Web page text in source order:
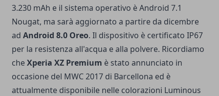
3.230 mAh e il sistema operativo è Android 7.1
Nougat, ma sarà aggiornato a partire da dicembre
ad Android 8.0 Oreo. Il dispositivo è certificato IP67
per la resistenza all'acqua e alla polvere. Ricordiamo
cheXperia XZ Premium è stato annunciato in
occasione del MWC 2017 di Barcellona ed è
attualmente disponibile nelle colorazioni Luminous